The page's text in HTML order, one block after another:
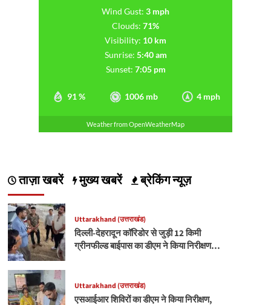
91 % 1006 mb 4 mph
Wind Gust: 3 mph
Clouds: 71%
Visibility: 10 km
Sunrise: 5:40 am
Sunset: 7:05 pm
Weather from OpenWeatherMap
ताज़ा खबरें मुख्य खबरें ब्रेकिंग न्यूज़
Uttarakhand (उत्तराखंड)
दिल्ली-देहरादून कॉरिडोर से जुड़ी 12 किमी
ग्रीनफील्ड बाईपास का डीएम ने किया निरीक्षण…
Uttarakhand (उत्तराखंड)
एसआईआर शिविरों का डीएम ने किया निरीक्षण,